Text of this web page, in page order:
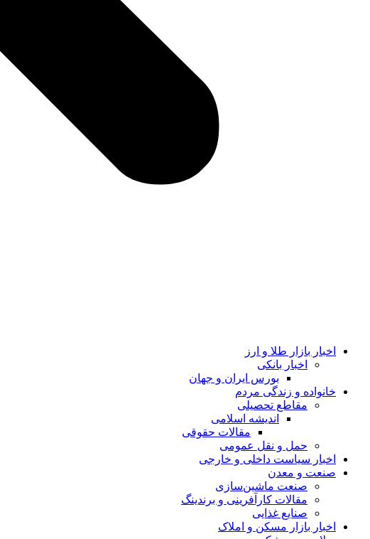
اخبار بازار طلا و ارز
اخبار بانکی
بورس ایران و جهان
خانواده و زندگی مردم
مقاطع تحصیلی
اندیشه اسلامی
مقالات حقوقی
حمل و نقل عمومی
اخبار سیاست داخلی و خارجی
صنعت و معدن
صنعت ماشین‌سازی
مقالات کارآفرینی و برندینگ
صنایع غذایی
اخبار بازار مسکن و املاک